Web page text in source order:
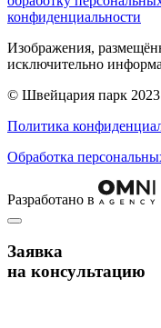
конфиденциальности
Изображения,
исключительно
© Швейцария парк 2023
Политика
Обработка
Разработано в
Заявка
на консультацию